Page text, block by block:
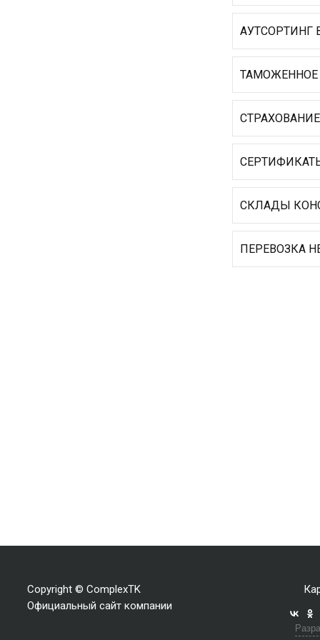
АУТСОРТИНГ
ТАМОЖЕННОЕ
СКЛАДЫ
ПЕРЕВОЗКА
Copyright © ComplexTK
Официальный сайт компании